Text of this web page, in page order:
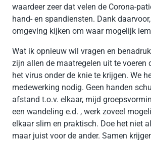
waardeer zeer dat velen de Corona-
hand- en spandiensten. Dank
omgeving kijken om waar mogelijk
Wat ik opnieuw wil vragen en
zijn allen de maatregelen uit te voeren
het virus onder de knie te krijgen. We
medewerking nodig. Geen handen
afstand t.o.v. elkaar, mijd
een wandeling e.d. , werk zoveel
elkaar slim en praktisch. Doe het niet
maar juist voor de ander. Samen